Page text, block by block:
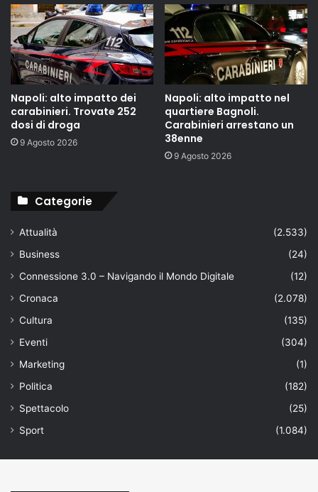
Napoli: alto impatto dei
carabinieri. Trovate 252
dosi di droga
9 Agosto 2026
Napoli: alto impatto nel
quartiere Bagnoli.
Carabinieri arrestano un
38enne
9 Agosto 2026
Categorie
Attualità
(2.533)
Business
(24)
Connessione 3.0 – Navigando il Mondo Digitale
(12)
Cronaca
(2.078)
Cultura
(135)
Eventi
(304)
Marketing
(1)
Politica
(182)
Spettacolo
(25)
Sport
(1.084)